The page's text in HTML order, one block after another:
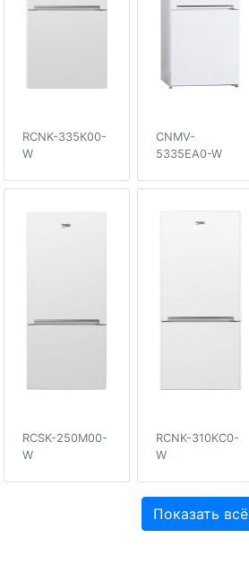
RCNK-335K00-
W
CNMV-
5335EA0-W
RCSK-250M00-
W
RCNK-310KC0-
W
Показать всё